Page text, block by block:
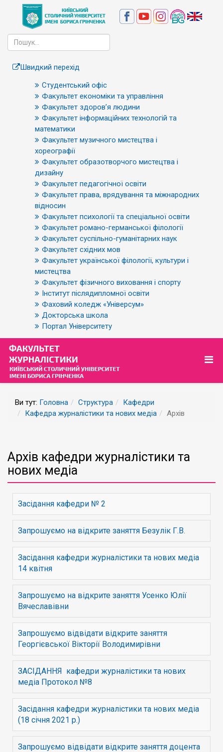
Швидкий перехід
Студентський офіс
Факультет економіки та управління
Факультет здоров’я людини
Факультет інформаційних технологій та
математики
Факультет музичного мистецтва і
хореографії
Факультет образотворчого мистецтва і
дизайну
Факультет педагогічної освіти
Факультет права, врядування та міжнародних
відносин
Факультет психології та спеціальної освіти
Факультет романо-германської філології
Факультет суспільно-гуманітарних наук
Факультет східних мов
Факультет української філології, культури і
мистецтва
Факультет фізичного виховання і спорту
Інститут післядипломної освіти
Фаховий коледж «Універсум»
Докторська школа
Портал Університету
Ви тут: Головна Структура
Кафедри
Кафедра журналістики та нових медіа
Архів
Архів кафедри журналістики та
нових медіа
Засідання кафедри № 2
Запрошуємо на відкрите заняття Безулік Г.В.
Засідання кафедри журналістики та нових медіа
14 квітня
Запрошуємо на відкрите заняття Усенко Юлії
Вячеславівни
Запрошуємо відвідати відкрите заняття
Георгієвської Вікторії Володимирівни
ЗАСІДАННЯ кафедри журналістики та нових
медіа Протокол №8
Засідання кафедри журналістики та нових медіа
(18 січня 2021 р.)
Запрошуємо відвідати відкрите заняття доцента